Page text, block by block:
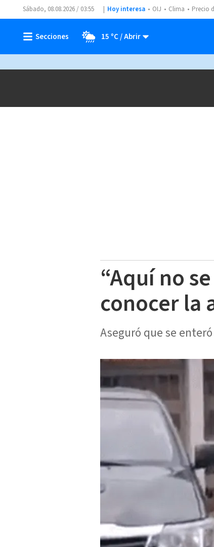
Sábado, 08.08.2026 / 03:55 Hoy interesa OIJ Clima Precio
15 ºC
“Aquí no
conocer la
Aseguró que se